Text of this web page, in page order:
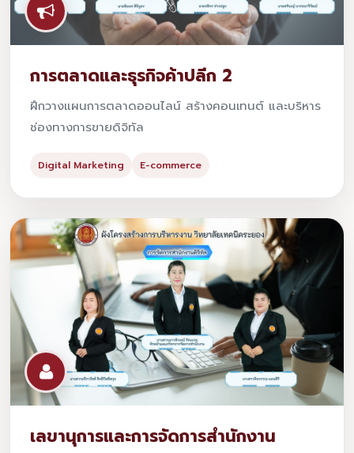
การตลาดและธุรกิจค้าปลีก 2
ฝึกวางแผนการตลาดออนไลน์ สร้างคอนเทนต์ และบริหาร
ช่องทางการขายดิจิทัล
Digital Marketing E-commerce
เลขานุการและการจัดการสำนักงาน